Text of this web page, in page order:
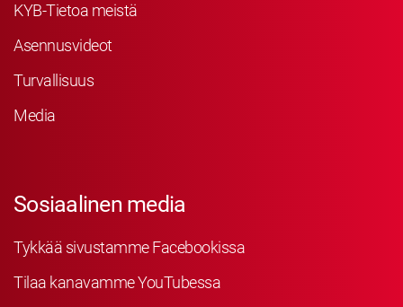
KYB-Tietoa meistä
Asennusvideot
Turvallisuus
Media
Sosiaalinen media
Tykkää sivustamme Facebookissa
Tilaa kanavamme YouTubessa